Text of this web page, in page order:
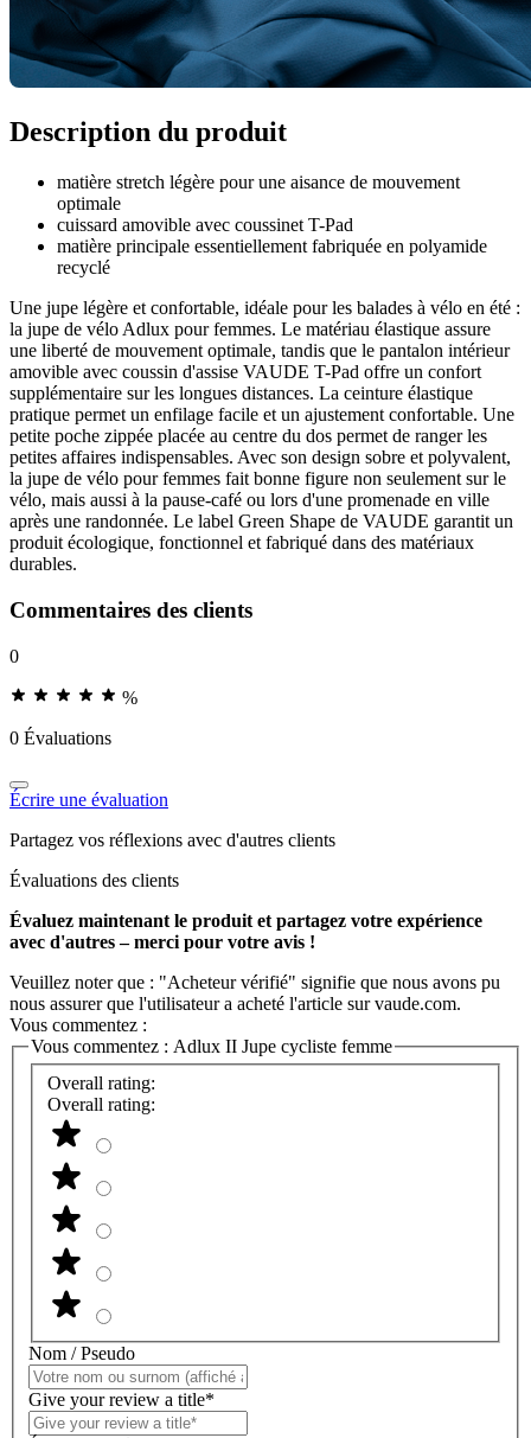
Description du produit
matière stretch légère pour une aisance de mouvement
optimale
cuissard amovible avec coussinet T-Pad
matière principale essentiellement fabriquée en polyamide
recyclé
Une jupe légère et confortable, idéale pour les balades à vélo en été :
la jupe de vélo Adlux pour femmes. Le matériau élastique assure
une liberté de mouvement optimale, tandis que le pantalon intérieur
amovible avec coussin d'assise VAUDE T-Pad offre un confort
supplémentaire sur les longues distances. La ceinture élastique
pratique permet un enfilage facile et un ajustement confortable. Une
petite poche zippée placée au centre du dos permet de ranger les
petites affaires indispensables. Avec son design sobre et polyvalent,
la jupe de vélo pour femmes fait bonne figure non seulement sur le
vélo, mais aussi à la pause-café ou lors d'une promenade en ville
après une randonnée. Le label Green Shape de VAUDE garantit un
produit écologique, fonctionnel et fabriqué dans des matériaux
durables.
Commentaires des clients
0
%
0 Évaluations
Écrire une évaluation
Partagez vos réflexions avec d'autres clients
Évaluations des clients
Évaluez maintenant le produit et partagez votre expérience
avec d'autres – merci pour votre avis !
Veuillez noter que : "Acheteur vérifié" signifie que nous avons pu
nous assurer que l'utilisateur a acheté l'article sur vaude.com.
Vous commentez :
Vous commentez : Adlux II Jupe cycliste femme
Overall rating:
Overall rating:
Nom / Pseudo
Give your review a title*